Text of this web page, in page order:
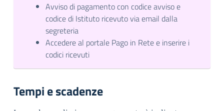
Avviso di pagamento con codice avviso e
codice di Istituto ricevuto via email dalla
segreteria
Accedere al portale Pago in Rete e inserire i
codici ricevuti
Tempi e scadenze